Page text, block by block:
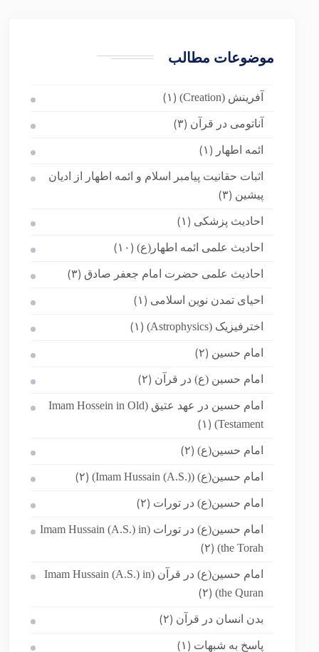
موضوعات مطالب
آفرینش (Creation) (۱)
آناتومی در قرآن (۳)
ائمه اطهار (۱)
اثبات حقانیت پیامبر اسلام و ائمه اطهار از ادیان
پیشین (۳)
احادیث پزشکی (۱)
احادیث علمی ائمه اطهار(ع) (۱۰)
احادیث علمی حضرت امام جعفر صادق (۳)
احیای تمدن نوین اسلامی (۱)
اخترفیزیک (Astrophysics) (۱)
امام حسین (۲)
امام حسین (ع) در قرآن (۲)
امام حسین در عهد عتیق (Imam Hossein in Old
Testament)
(۱)
امام حسین(ع) (۲)
امام حسین(ع) (Imam Hussain (A.S.)) (۲)
امام حسین(ع) در تورات (۲)
امام حسین(ع) در تورات (Imam Hussain (A.S.) in
the Torah)
(۲)
امام حسین(ع) در قرآن (Imam Hussain (A.S.) in
the Quran)
(۲)
بدن انسان در قرآن (۲)
پاسخ به شبهات (۱)